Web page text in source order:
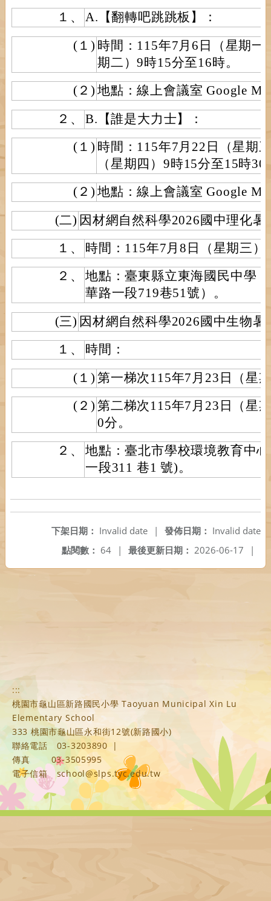
１、
A.【翻轉吧跳跳板】：
(１) 時間：115年7月6日（星期一
期二）9時15分至16時。
(２) 地點：線上會議室 Google
２、
B.【誰是大力士】：
(１) 時間：115年7月22日（星期
（星期四）9時15分至15時30
(２) 地點：線上會議室 Google
(二) 因材網自然科學2026國中理化暑
１、
時間：115年7月8日（星期三）
２、
地點：臺東縣立東海國民中學
華路一段719巷51號）。
(三) 因材網自然科學2026國中生物暑
１、
時間：
(１) 第一梯次115年7月23日（星
(２) 第二梯次115年7月23日（星
0分。
２、
地點：臺北市學校環境教育中
一段311 巷1 號)。
發佈日期： Invalid date
下架日期： Invalid date
|
最後更新日期： 2026-06-17 |
點閱數： 64 |
:::
桃園市龜山區新路國民小學 Taoyuan Municipal Xin Lu
Elementary School
333 桃園市龜山區永和街12號(新路國小)
聯絡電話
03-3203890
|
傳真
03-3505995
電子信箱
school@slps.tyc.edu.tw